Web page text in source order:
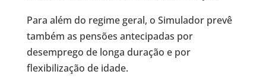
Para além do regime geral, o Simulador prevê
também as pensões antecipadas por
desemprego de longa duração e por
flexibilização de idade.